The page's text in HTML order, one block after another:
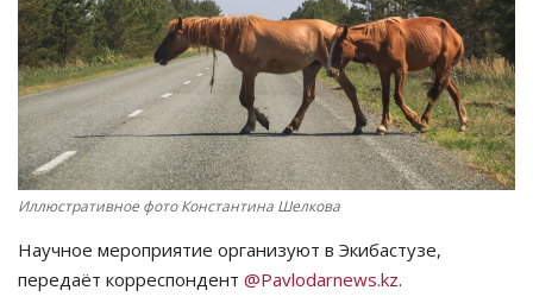
СПОРТ
Чек-лист
РАЗВЛЕЧЕНИЯ
OFFICIAL
Курултай
Иллюстративное фото Константина Шелкова
Научное мероприятие организуют в Экибастузе,
передаёт корреспондент @Pavlodarnews.kz.